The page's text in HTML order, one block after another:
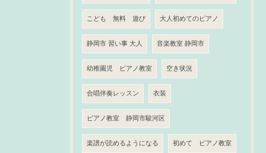
こども 無料 遊び 大人初めてのピアノ
静岡市 習い事 大人 音楽教室 静岡市
幼稚園児 ピアノ教室 空き状況
合唱伴奏レッスン 衣装
ピアノ教室 静岡市駿河区
楽譜が読めるようになる 初めて ピアノ教室